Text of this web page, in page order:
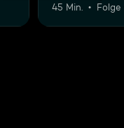
45 Min. Folge